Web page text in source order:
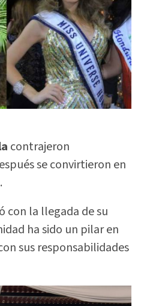
contrajeron
se convirtieron en
con la llegada de su
ha sido un pilar en
sus responsabilidades